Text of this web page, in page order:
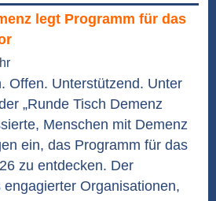
legt Programm für das
Offen. Unterstützend. Unter
„Runde Tisch Demenz
Menschen mit Demenz
ein, das Programm für das
zu entdecken. Der
Organisationen,